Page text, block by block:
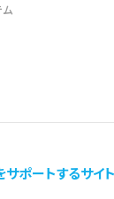
ポートするサイト